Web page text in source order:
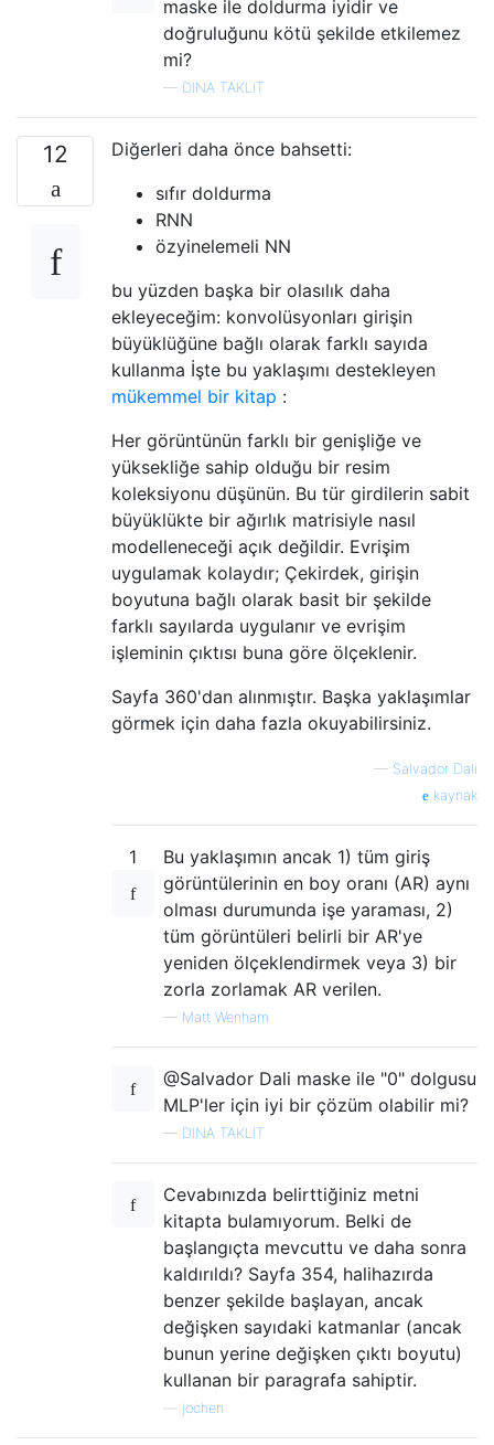
maske ile doldurma iyidir ve
doğruluğunu kötü şekilde etkilemez
mi?
— DINA TAKLIT
12
Diğerleri daha önce bahsetti:
sıfır doldurma
RNN
özyinelemeli NN
bu yüzden başka bir olasılık daha
ekleyeceğim: konvolüsyonları girişin
büyüklüğüne bağlı olarak farklı sayıda
kullanma İşte bu yaklaşımı destekleyen
mükemmel bir kitap :
Her görüntünün farklı bir genişliğe ve
yüksekliğe sahip olduğu bir resim
koleksiyonu düşünün. Bu tür girdilerin sabit
büyüklükte bir ağırlık matrisiyle nasıl
modelleneceği açık değildir. Evrişim
uygulamak kolaydır; Çekirdek, girişin
boyutuna bağlı olarak basit bir şekilde
farklı sayılarda uygulanır ve evrişim
işleminin çıktısı buna göre ölçeklenir.
Sayfa 360'dan alınmıştır. Başka yaklaşımlar
görmek için daha fazla okuyabilirsiniz.
— Salvador Dali
kaynak
1
Bu yaklaşımın ancak 1) tüm giriş
görüntülerinin en boy oranı (AR) aynı
olması durumunda işe yaraması, 2)
tüm görüntüleri belirli bir AR'ye
yeniden ölçeklendirmek veya 3) bir
zorla zorlamak AR verilen.
— Matt Wenham
@Salvador Dali maske ile "0" dolgusu
MLP'ler için iyi bir çözüm olabilir mi?
— DINA TAKLIT
Cevabınızda belirttiğiniz metni
kitapta bulamıyorum. Belki de
başlangıçta mevcuttu ve daha sonra
kaldırıldı? Sayfa 354, halihazırda
benzer şekilde başlayan, ancak
değişken sayıdaki katmanlar (ancak
bunun yerine değişken çıktı boyutu)
kullanan bir paragrafa sahiptir.
jochen